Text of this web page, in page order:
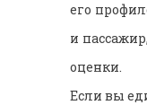
его
и
оценки.
Если вы